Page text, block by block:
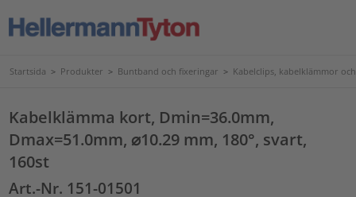
Startsida > Produkter > Buntband och fixeringar > Kabelclips, kabelklämmor
Kabelklämma kort, Dmin=36.0mm,
Dmax=51.0mm, ⌀10.29 mm, 180°, svart,
160st
Art.-Nr. 151-01501